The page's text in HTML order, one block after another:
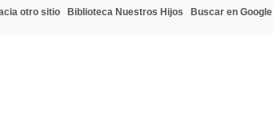
otro sitio Biblioteca Nuestros Hijos Buscar en Google